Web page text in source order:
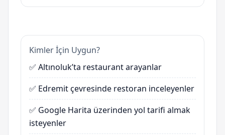
Kimler İçin Uygun?
✅ Altınoluk’ta restaurant arayanlar
✅ Edremit çevresinde restoran inceleyenler
✅ Google Harita üzerinden yol tarifi almak
isteyenler